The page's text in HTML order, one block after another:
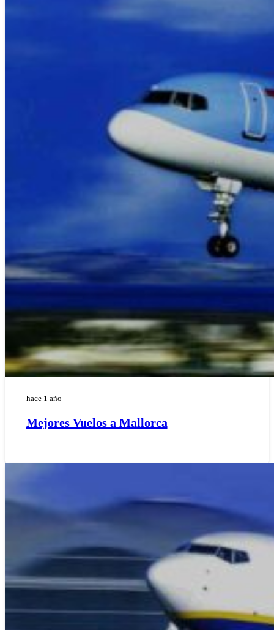
hace 1 año
Mejores Vuelos a Mallorca